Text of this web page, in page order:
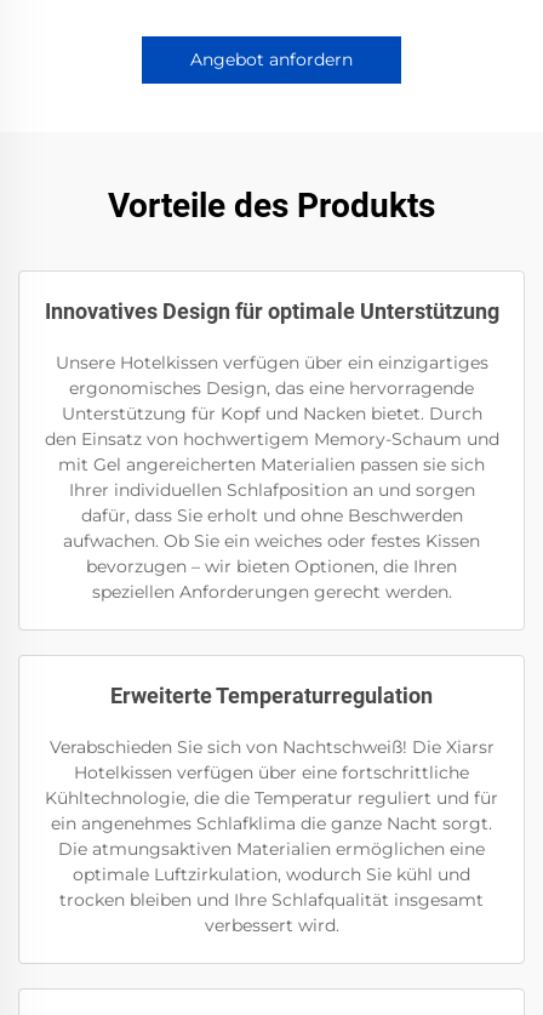
Angebot anfordern
Vorteile des Produkts
Innovatives Design für optimale Unterstützung
Unsere Hotelkissen verfügen über ein einzigartiges
ergonomisches Design, das eine hervorragende
Unterstützung für Kopf und Nacken bietet. Durch
den Einsatz von hochwertigem Memory-Schaum und
mit Gel angereicherten Materialien passen sie sich
Ihrer individuellen Schlafposition an und sorgen
dafür, dass Sie erholt und ohne Beschwerden
aufwachen. Ob Sie ein weiches oder festes Kissen
bevorzugen – wir bieten Optionen, die Ihren
speziellen Anforderungen gerecht werden.
Erweiterte Temperaturregulation
Verabschieden Sie sich von Nachtschweiß! Die Xiarsr
Hotelkissen verfügen über eine fortschrittliche
Kühltechnologie, die die Temperatur reguliert und für
ein angenehmes Schlafklima die ganze Nacht sorgt.
Die atmungsaktiven Materialien ermöglichen eine
optimale Luftzirkulation, wodurch Sie kühl und
trocken bleiben und Ihre Schlafqualität insgesamt
verbessert wird.